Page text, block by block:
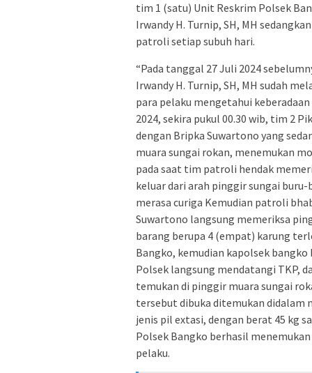
tim 1 (satu) Unit Reskrim Polsek
Irwandy H. Turnip, SH, MH
patroli setiap subuh hari.
“Pada tanggal 27 Juli 2024
Irwandy H. Turnip, SH, MH sudah
para pelaku mengetahui
2024, sekira pukul 00.30 wib, tim 2
dengan Bripka Suwartono yang
muara sungai rokan, menemukan
pada saat tim patroli hendak
keluar dari arah pinggir sungai
merasa curiga Kemudian patroli
Suwartono langsung memeriksa
barang berupa 4 (empat) karung
Bangko, kemudian kapolsek
Polsek langsung mendatangi TKP,
temukan di pinggir muara sungai
tersebut dibuka ditemukan didalam
jenis pil extasi, dengan berat 45 kg
Polsek Bangko berhasil
pelaku.